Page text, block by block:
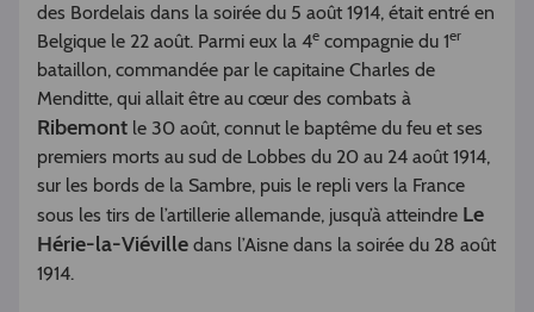
des Bordelais dans la soirée du 5 août 1914, était entré en
Belgique le 22 août. Parmi eux la 4e compagnie du 1er
bataillon, commandée par le capitaine Charles de
Menditte, qui allait être au cœur des combats à
Ribemont le 30 août, connut le baptême du feu et ses
premiers morts au sud de Lobbes du 20 au 24 août 1914,
sur les bords de la Sambre, puis le repli vers la France
sous les tirs de l’artillerie allemande, jusqu’à atteindre Le
Hérie-la-Viéville dans l’Aisne dans la soirée du 28 août
1914.